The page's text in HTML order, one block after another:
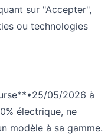
sur "Accepter",
ou technologies
05/2026 à
électrique, ne
modèle à sa gamme.